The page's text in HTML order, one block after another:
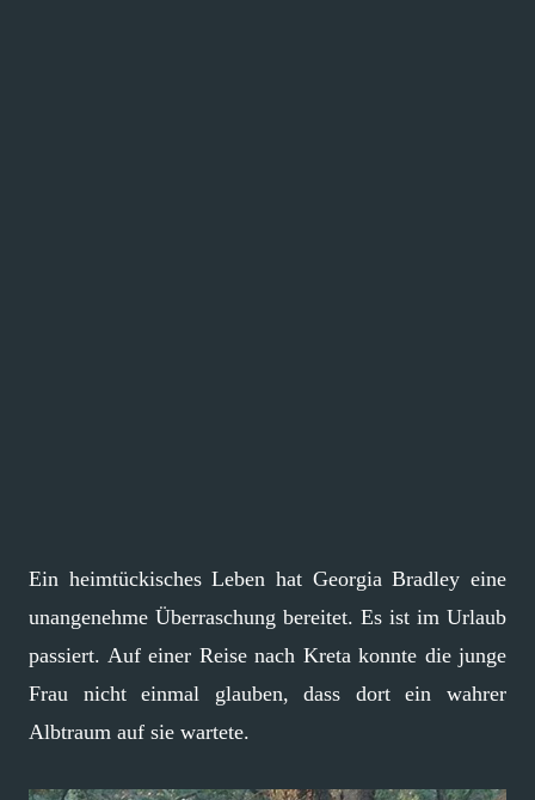
Ein heimtückisches Leben hat Georgia Bradley eine
unangenehme Überraschung bereitet. Es ist im Urlaub
passiert. Auf einer Reise nach Kreta konnte die junge
Frau nicht einmal glauben, dass dort ein wahrer
Albtraum auf sie wartete.